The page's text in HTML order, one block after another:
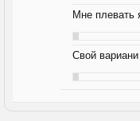
Мне плевать
Свой вариани